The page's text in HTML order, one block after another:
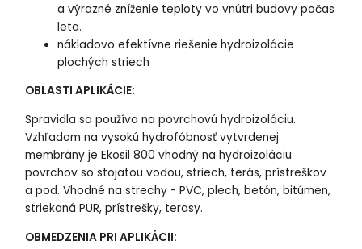
a výrazné zníženie teploty vo vnútri budovy počas
leta.
nákladovo efektívne riešenie hydroizolácie
plochých striech
OBLASTI APLIKÁCIE:
Spravidla sa používa na povrchovú hydroizoláciu.
Vzhľadom na vysokú hydrofóbnosť vytvrdenej
membrány je Ekosil 800 vhodný na hydroizoláciu
povrchov so stojatou vodou, striech, terás, prístreškov
a pod. Vhodné na strechy - PVC, plech, betón, bitúmen,
striekaná PUR, prístrešky, terasy.
OBMEDZENIA PRI APLIKÁCII: